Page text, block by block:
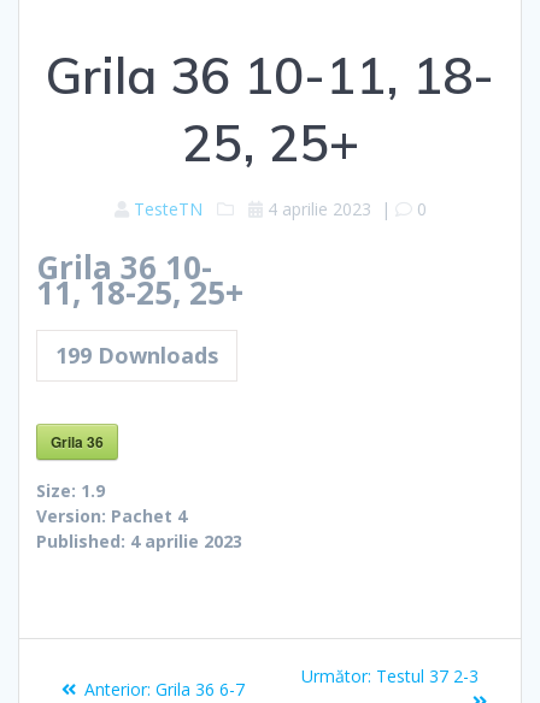
Grila 36 10-11, 18-
25, 25+
TesteTN 4 aprilie 2023 | 0
Grila 36 10-
11, 18-25, 25+
199 Downloads
Grila 36
Size: 1.9
Version: Pachet 4
Published: 4 aprilie 2023
Anterior: Articolul
Grila 36 6-7
Următor: Articolul
Testul 37 2-3